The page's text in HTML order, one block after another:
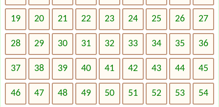
19 20 21 22 23 24 25 26 27
28 29 30 31 32 33 34 35 36
37 38 39 40 41 42 43 44 45
46 47 48 49 50 51 52 53 54